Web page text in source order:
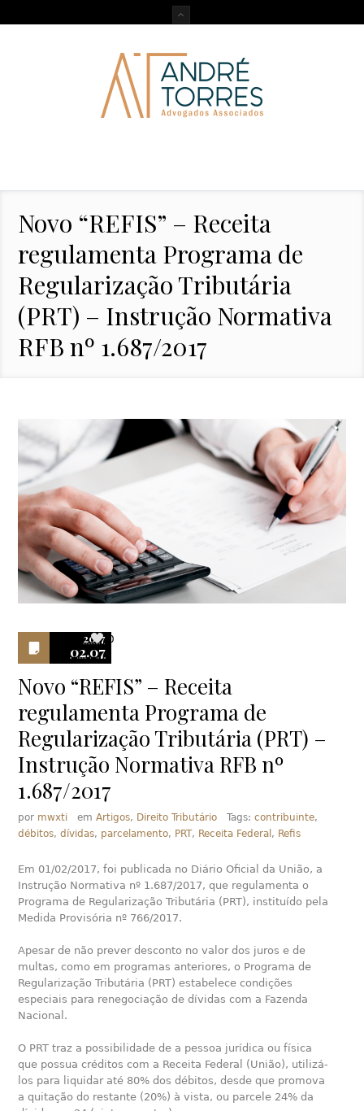
Novo “REFIS” – Receita
regulamenta Programa de
Regularização Tributária
(PRT) – Instrução Normativa
RFB nº 1.687/2017
2017
02.07
0
Novo “REFIS” – Receita
regulamenta Programa de
Regularização Tributária (PRT) –
Instrução Normativa RFB nº
1.687/2017
por mwxti emArtigos, Direito Tributário Tags:contribuinte,
débitos,dívidas, parcelamento, PRT, Receita Federal , Refis
Em 01/02/2017, foi publicada no Diário Oficial da União, a
Instrução Normativa nº 1.687/2017, que regulamenta o
Programa de Regularização Tributária (PRT), instituído pela
Medida Provisória nº 766/2017.
Apesar de não prever desconto no valor dos juros e de
multas, como em programas anteriores, o Programa de
Regularização Tributária (PRT) estabelece condições
especiais para renegociação de dívidas com a Fazenda
Nacional.
O PRT traz a possibilidade de a pessoa jurídica ou física
que possua créditos com a Receita Federal (União), utilizá-
los para liquidar até 80% dos débitos, desde que promova
a quitação do restante (20%) à vista, ou parcele 24% da